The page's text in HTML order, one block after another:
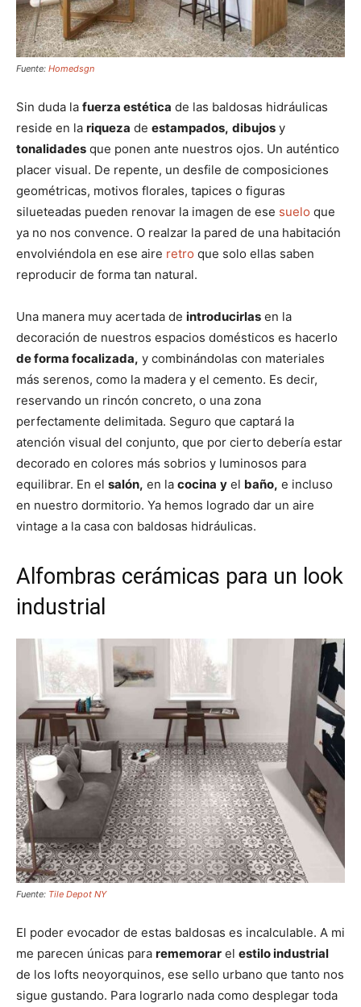
Fuente: Homedsgn
Sin duda la fuerza estética de las baldosas hidráulicas
reside en la riqueza de estampados, dibujos y
tonalidades que ponen ante nuestros ojos. Un auténtico
placer visual. De repente, un desfile de composiciones
geométricas, motivos florales, tapices o figuras
silueteadas pueden renovar la imagen de ese suelo que
ya no nos convence. O realzar la pared de una habitación
envolviéndola en ese aire retro que solo ellas saben
reproducir de forma tan natural.
Una manera muy acertada de introducirlas en la
decoración de nuestros espacios domésticos es hacerlo
de forma focalizada, y combinándolas con materiales
más serenos, como la madera y el cemento. Es decir,
reservando un rincón concreto, o una zona
perfectamente delimitada. Seguro que captará la
atención visual del conjunto, que por cierto debería estar
decorado en colores más sobrios y luminosos para
equilibrar. En el salón, en la cocina y el baño, e incluso
en nuestro dormitorio. Ya hemos logrado dar un aire
vintage a la casa con baldosas hidráulicas.
Alfombras cerámicas para un look
industrial
Fuente: Tile Depot NY
El poder evocador de estas baldosas es incalculable. A mi
me parecen únicas para rememorar el estilo industrial
de los lofts neoyorquinos, ese sello urbano que tanto nos
sigue gustando. Para lograrlo nada como desplegar toda